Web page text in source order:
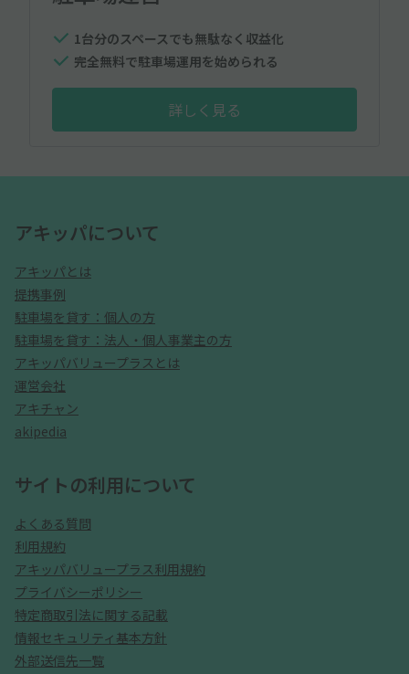
1台分のスペースでも無駄なく収益化
完全無料で駐車場運用を始められる
詳しく見る
アキッパについて
アキッパとは
提携事例
駐車場を貸す：個人の方
駐車場を貸す：法人・個人事業主の方
アキッパバリュープラスとは
運営会社
アキチャン
akipedia
サイトの利用について
よくある質問
利用規約
アキッパバリュープラス利用規約
プライバシーポリシー
特定商取引法に関する記載
情報セキュリティ基本方針
外部送信先一覧